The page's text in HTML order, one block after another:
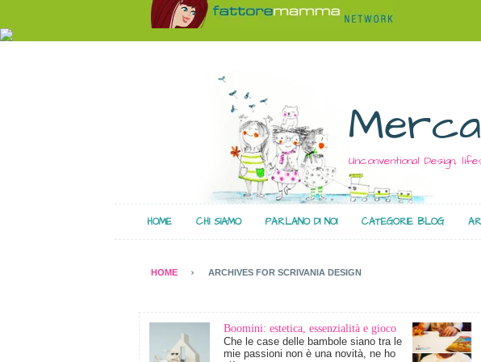
Unconventional Design,
HOME CHI SIAMO PARLANO DI NOI CATEGORIE BLOG
HOME ARCHIVES FOR SCRIVANIA DESIGN
Boomini: estetica, essenzialità e gioco
Che le case delle bambole siano tra le
mie passioni non è una novità, ne ho